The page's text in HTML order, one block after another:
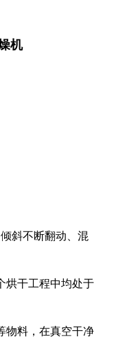
机
斜不断翻动、混
烘干工程中均处于
物料，在真空干净